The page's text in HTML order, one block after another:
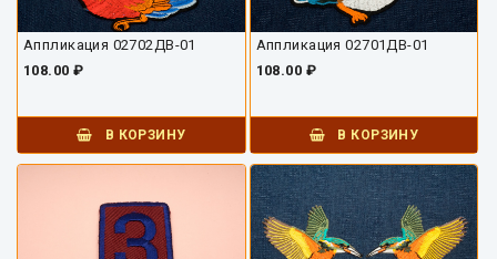
Аппликация 02702ДВ-01
108.00 ₽
В КОРЗИНУ
Аппликация 02701ДВ-01
108.00 ₽
В КОРЗИНУ